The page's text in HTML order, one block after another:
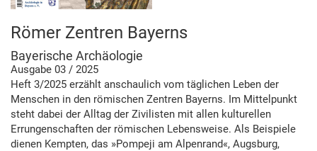
Römer Zentren Bayerns
Bayerische Archäologie
Ausgabe 03 / 2025
Heft 3/2025 erzählt anschaulich vom täglichen Leben der
Menschen in den römischen Zentren Bayerns. Im Mittelpunkt
steht dabei der Alltag der Zivilisten mit allen kulturellen
Errungenschaften der römischen Lebensweise. Als Beispiele
dienen Kempten, das »Pompeji am Alpenrand«, Augsburg,